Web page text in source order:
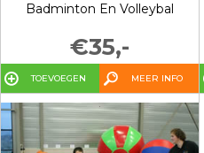
Badminton En Volleybal
€35,-
TOEVOEGEN MEER INFO